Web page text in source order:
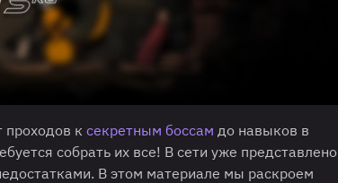
к секретным боссам до навыков в
собрать их все! В сети уже представлено
В этом материале мы раскроем